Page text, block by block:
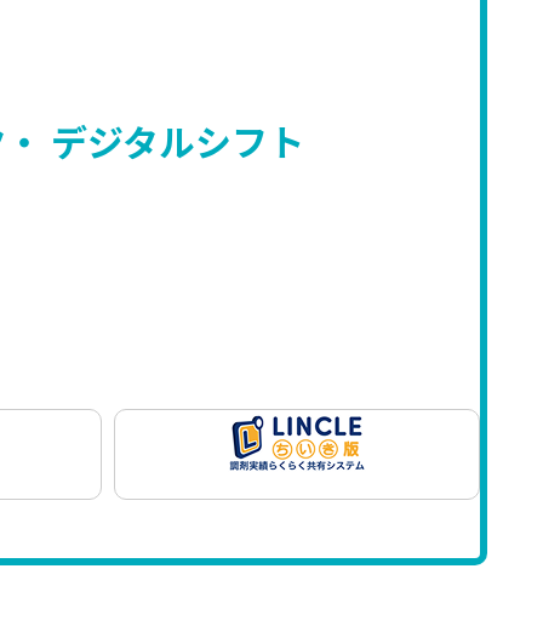
デジタルシフト